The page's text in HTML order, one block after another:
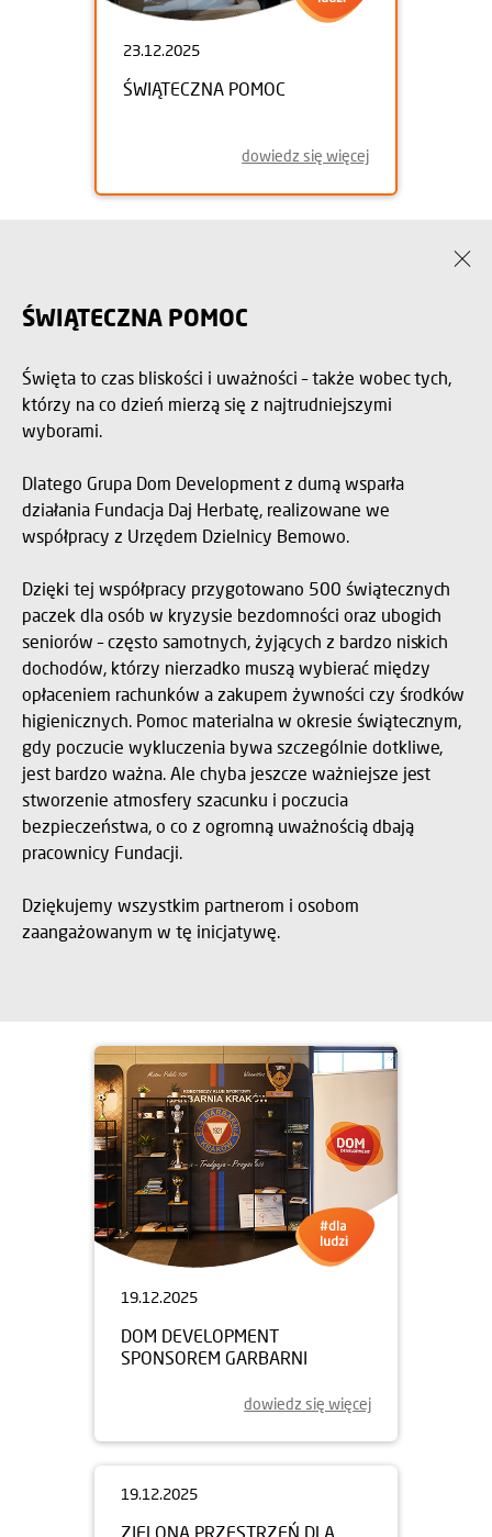
23.12.2025
ŚWIĄTECZNA POMOC
dowiedz się więcej
ŚWIĄTECZNA POMOC
Święta to czas bliskości i uważności – także wobec tych,
którzy na co dzień mierzą się z najtrudniejszymi
wyborami.
Dlatego Grupa Dom Development z dumą wsparła
działania Fundacja Daj Herbatę, realizowane we
współpracy z Urzędem Dzielnicy Bemowo.
paczek dla osób w kryzysie bezdomności oraz ubogich
seniorów – często samotnych, żyjących z bardzo niskich
gdy poczucie wykluczenia bywa szczególnie dotkliwe,
jest bardzo ważna. Ale chyba jeszcze ważniejsze jest
stworzenie atmosfery szacunku i poczucia
bezpieczeństwa, o co z ogromną uważnością dbają
pracownicy Fundacji.
Dziękujemy wszystkim partnerom i osobom
zaangażowanym w tę inicjatywę.